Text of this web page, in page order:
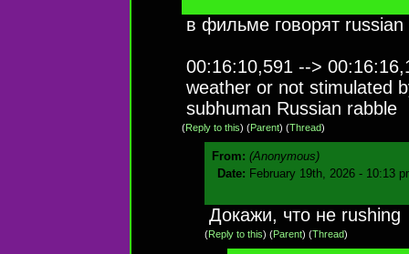
в фильме говорят russian
00:16:10,591 -->
weather or not stimulated
subhuman Russian rabble
(Reply to this) (Parent) (Thread)
From: (Anonymous)
Date: February 19th, 2026 - 10:13
Докажи, что не rushing
(Reply to this) (Parent) (Thread)